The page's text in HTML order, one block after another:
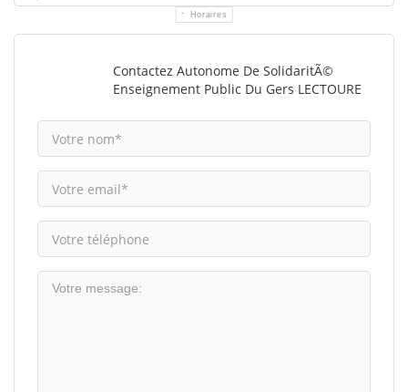
Horaires
Contactez Autonome De SolidaritÃ©
Enseignement Public Du Gers LECTOURE